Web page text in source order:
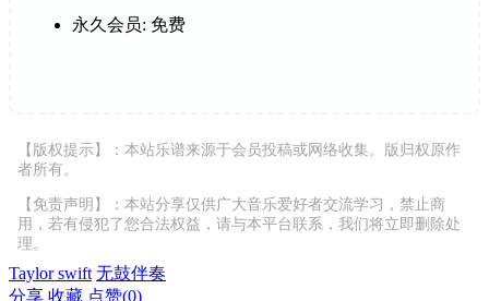
永久会员: 免费
【版权提示】：本站乐谱来源于会员投稿或网络收集。版归权原作
者所有。
【免责声明】：本站分享仅供广大音乐爱好者交流学习，禁止商
用，若有侵犯了您合法权益，请与本平台联系，我们将立即删除处
理。
Taylor swift 无鼓伴奏
分享 收藏 点赞(0)